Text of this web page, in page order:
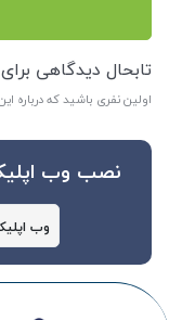
تابحال دیدگاهی
اولین نفری باشید که
نصب وب
وب